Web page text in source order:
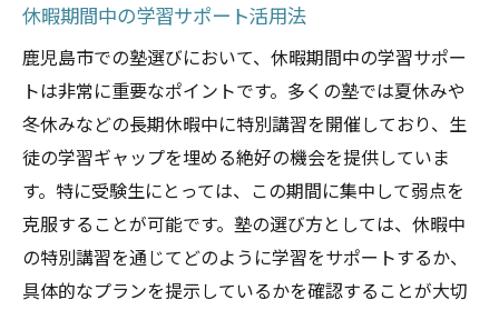
休暇期間中の学習サポート活用法
鹿児島市での塾選びにおいて、休暇期間中の学習サポー
トは非常に重要なポイントです。多くの塾では夏休みや
冬休みなどの長期休暇中に特別講習を開催しており、生
徒の学習ギャップを埋める絶好の機会を提供していま
す。特に受験生にとっては、この期間に集中して弱点を
克服することが可能です。塾の選び方としては、休暇中
の特別講習を通じてどのように学習をサポートするか、
具体的なプランを提示しているかを確認することが大切